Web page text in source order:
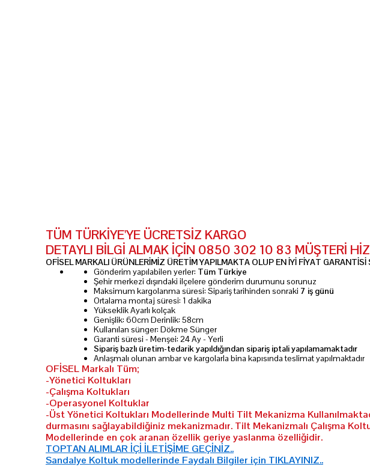
TÜM TÜRKİYE'YE ÜCRETSİZ KARGO
DETAYLI BİLGİ ALMAK İÇİN 0850 302 10 83 MÜŞTERİ
OFİSEL MARKALI ÜRÜNLERİMİZ ÜRETİM YAPILMAKTA OLUP EN İYİ FİYAT
Gönderim yapılabilen yerler: Tüm Türkiye
Şehir merkezi dışındaki ilçelere gönderim durumunu sorunuz
Maksimum kargolanma süresi: Sipariş tarihinden sonraki 7 iş günü
Ortalama montaj süresi: 1 dakika
Yükseklik Ayarlı kolçak
Genişlik: 60cm Derinlik: 58cm
Kullanılan sünger: Dökme Sünger
Garanti süresi - Menşei: 24 Ay - Yerli
Sipariş bazlı üretim-tedarik yapıldığından sipariş iptali yapılamamaktadır
Anlaşmalı olunan ambar ve kargolarla bina kapısında teslimat yapılmaktadır
OFİSEL Markalı Tüm;
-Yönetici Koltukları
-Çalışma Koltukları
-Operasyonel Koltuklar
-Üst Yönetici Koltukları Modellerinde Multi Tilt Mekanizma
durmasını sağlayabildiğiniz mekanizmadır. Tilt Mekanizmalı Çalışma
Modellerinde en çok aranan özellik geriye yaslanma özelliğidir.
TOPTAN ALIMLAR İÇİ İLETİŞİME GEÇİNİZ..
Sandalye Koltuk modellerinde Faydalı Bilgiler için TIKLAYINIZ..